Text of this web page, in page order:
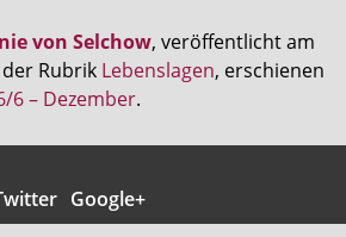
von Selchow, veröffentlicht am
Rubrik Lebenslagen, erschienen
6 – Dezember.
Google+